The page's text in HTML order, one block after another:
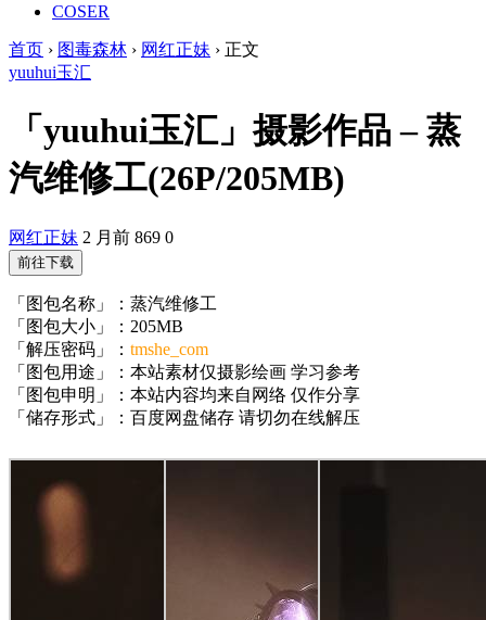
COSER
首页 › 图毒森林 › 网红正妹 › 正文
yuuhui玉汇
「yuuhui玉汇」摄影作品 – 蒸
汽维修工(26P/205MB)
网红正妹 2 月前 869 0
前往下载
「图包名称」：蒸汽维修工
「图包大小」：205MB
「解压密码」： tmshe_com
「图包用途」：本站素材仅摄影绘画 学习参考
「图包申明」：本站内容均来自网络 仅作分享
「储存形式」：百度网盘储存 请切勿在线解压